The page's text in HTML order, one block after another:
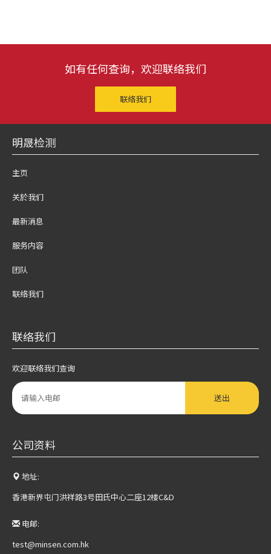
如有任何查询，欢迎联络我们
联络我们
明晟检测
主页
关於我们
最新消息
服务内容
团队
联络我们
联络我们
欢迎联络我们查询
送出
公司资料
地址:
香港新界屯门洪祥路3号田氏中心二座12楼C&D
电邮:
test@minsen.com.hk